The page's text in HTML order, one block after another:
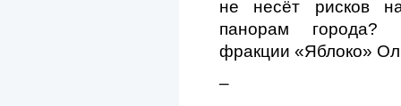
не несёт рисков
панорам города?
фракции «Яблоко»
–